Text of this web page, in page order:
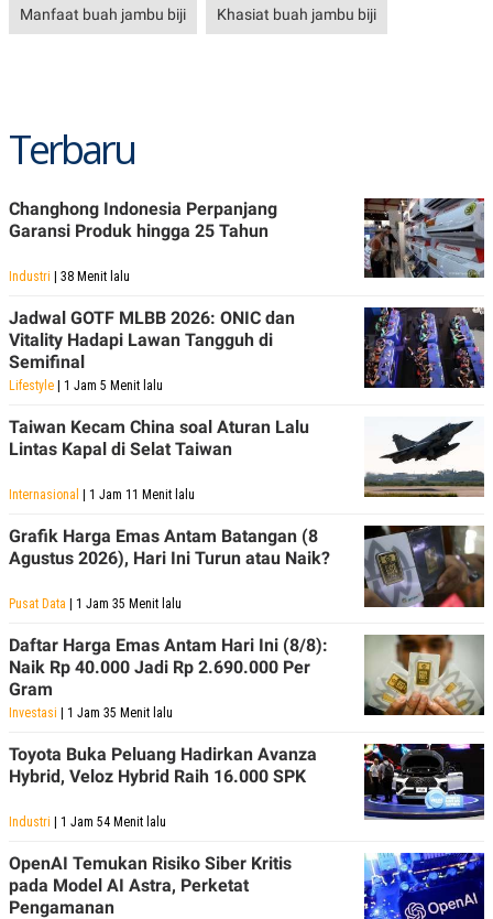
Manfaat buah jambu biji Khasiat buah jambu biji
Terbaru
Changhong Indonesia Perpanjang
Garansi Produk hingga 25 Tahun
Industri | 38 Menit lalu
Jadwal GOTF MLBB 2026: ONIC dan
Vitality Hadapi Lawan Tangguh di
Semifinal
Lifestyle | 1 Jam 5 Menit lalu
Taiwan Kecam China soal Aturan Lalu
Lintas Kapal di Selat Taiwan
Internasional | 1 Jam 11 Menit lalu
Grafik Harga Emas Antam Batangan (8
Agustus 2026), Hari Ini Turun atau Naik?
Pusat Data | 1 Jam 35 Menit lalu
Daftar Harga Emas Antam Hari Ini (8/8):
Naik Rp 40.000 Jadi Rp 2.690.000 Per
Gram
Investasi | 1 Jam 35 Menit lalu
Toyota Buka Peluang Hadirkan Avanza
Hybrid, Veloz Hybrid Raih 16.000 SPK
Industri | 1 Jam 54 Menit lalu
OpenAI Temukan Risiko Siber Kritis
pada Model AI Astra, Perketat
Pengamanan